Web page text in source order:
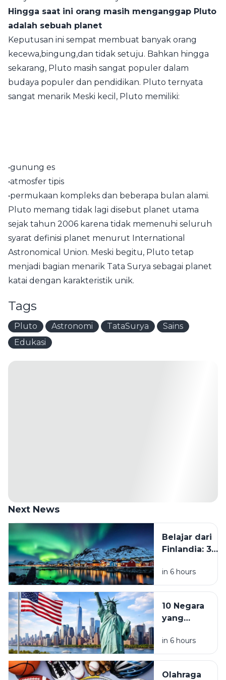
Hingga saat ini orang masih menganggap Pluto
adalah sebuah planet
Keputusan ini sempat membuat banyak orang
kecewa,bingung,dan tidak setuju. Bahkan hingga
sekarang, Pluto masih sangat populer dalam
budaya populer dan pendidikan. Pluto ternyata
sangat menarik Meski kecil, Pluto memiliki:
•gunung es
•atmosfer tipis
•permukaan kompleks dan beberapa bulan alami.
Pluto memang tidak lagi disebut planet utama
sejak tahun 2006 karena tidak memenuhi seluruh
syarat definisi planet menurut International
Astronomical Union. Meski begitu, Pluto tetap
menjadi bagian menarik Tata Surya sebagai planet
katai dengan karakteristik unik.
Tags
Pluto Astronomi TataSurya
Sains
Edukasi
Next News
Belajar dari
Finlandia: 3
yang Perlu
Ditinggalkan
Hidup Lebih
Tenang
in 6 hours
10 Negara
yang
Jadi
Destinasi
in 6 hours
Olahraga